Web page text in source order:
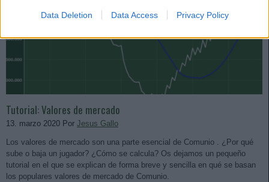
Data Deletion Data Access Privacy Policy
Tutorial: Valores de mercado
13. marzo 2020 Por Jesus Gallo
Los valores de mercado son una parte esencial de Comunio . ¿Por qué
sube o baja un jugador? ¿Cómo se calcula? Os dejamos un pequeño
tutorial en el que se explican de forma breve y sencilla en qué se basan
los populares valores de mercado de Comunio.